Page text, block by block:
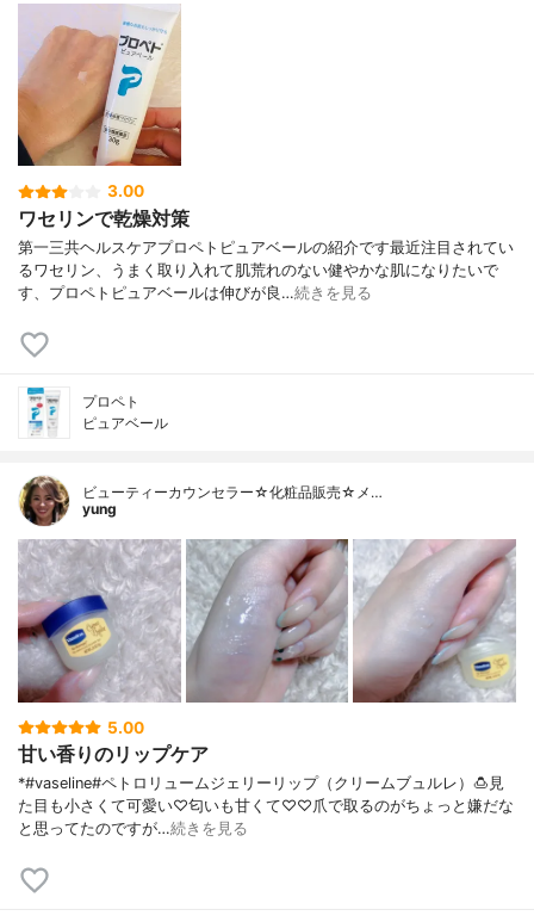
3.00
ワセリンで乾燥対策
第一三共ヘルスケアプロペトピュアベールの紹介です最近注目されてい
るワセリン、うまく取り入れて肌荒れのない健やかな肌になりたいで
す、プロペトピュアベールは伸びが良…続きを見る
プロペト
ピュアベール
ビューティーカウンセラー☆化粧品販売☆メ…
yung
5.00
甘い香りのリップケア
*#vaseline#ペトロリュームジェリーリップ（クリームブュルレ）🍮⁡見
た目も小さくて可愛い♡匂いも甘くて♡♡⁡爪で取るのがちょっと嫌だな
と思ってたのですが…続きを見る